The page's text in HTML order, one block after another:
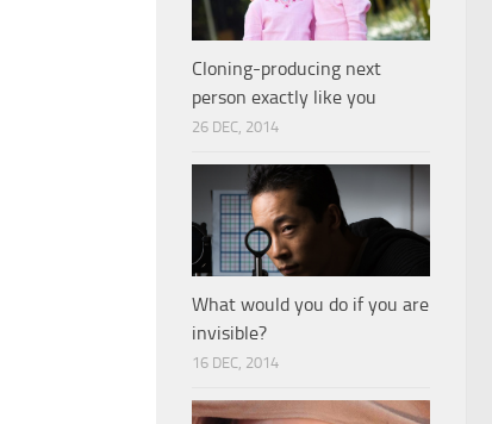
Cloning-producing next
person exactly like you
26 DEC, 2014
What would you do if you are
invisible?
16 DEC, 2014